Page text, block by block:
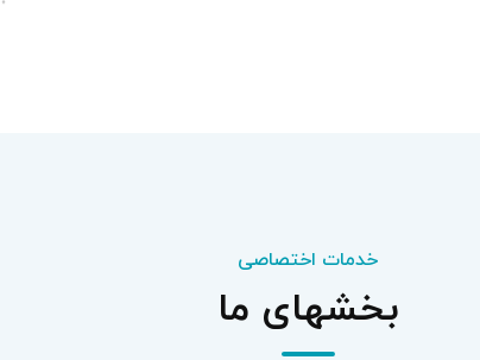
خدمات اختصاصی
بخشهای ما